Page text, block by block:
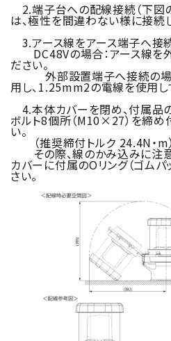
2.端子台への配線接続（下図
は、極性を間違わない様に接続
3.アース線をアース端子へ接続
DC48Vの場合：アース線を
ださい。
外部設置端子へ接続の場合
用し、1.25mm2の電線を使用し
4.本体カバーを閉め、付属品
ボルト8個所（M10×27）を締め
い。
（推奨締付トルク 24.4N・m）
その際、線のかみ込みに注意
カバーに付属のOリング（ゴムパ
さい。